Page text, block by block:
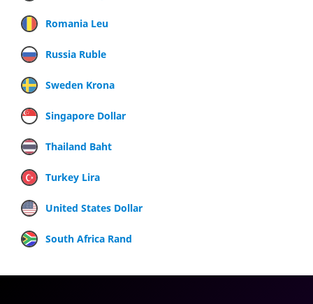
Romania Leu
Russia Ruble
Sweden Krona
Singapore Dollar
Thailand Baht
Turkey Lira
United States Dollar
South Africa Rand